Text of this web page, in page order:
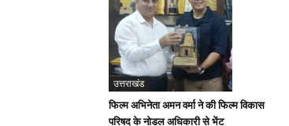
उत्तराखंड
फिल्म अभिनेता अमन वर्मा ने की फिल्म विकास
परिषद के नोडल अधिकारी से भेंट